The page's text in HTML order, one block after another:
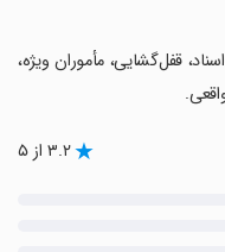
قفل‌گشایی، مأموران ویژه،
۳.۲ از ۵